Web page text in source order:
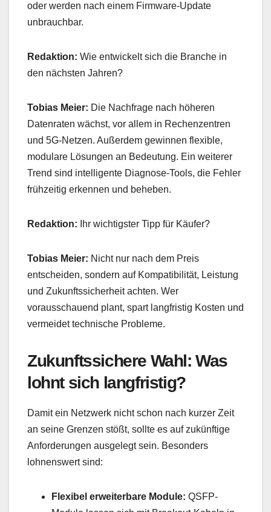
oder werden nach einem Firmware-Update
unbrauchbar.
Redaktion: Wie entwickelt sich die Branche in
den nächsten Jahren?
Tobias Meier: Die Nachfrage nach höheren
Datenraten wächst, vor allem in Rechenzentren
und 5G-Netzen. Außerdem gewinnen flexible,
modulare Lösungen an Bedeutung. Ein weiterer
Trend sind intelligente Diagnose-Tools, die Fehler
frühzeitig erkennen und beheben.
Redaktion: Ihr wichtigster Tipp für Käufer?
Tobias Meier: Nicht nur nach dem Preis
entscheiden, sondern auf Kompatibilität, Leistung
und Zukunftssicherheit achten. Wer
vorausschauend plant, spart langfristig Kosten und
vermeidet technische Probleme.
Zukunftssichere Wahl: Was
lohnt sich langfristig?
Damit ein Netzwerk nicht schon nach kurzer Zeit
an seine Grenzen stößt, sollte es auf zukünftige
Anforderungen ausgelegt sein. Besonders
lohnenswert sind:
Flexibel erweiterbare Module: QSFP-